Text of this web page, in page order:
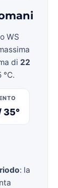
WS
di 22
°C.
35°
: la